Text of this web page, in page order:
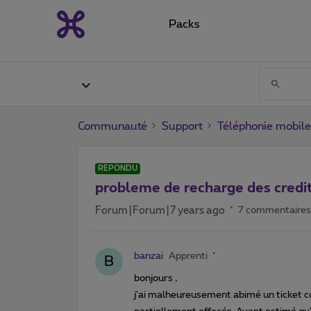
Packs
Communauté Support Téléphonie mobile
RÉPONDU
probleme de recharge des
Forum|Forum|7 years ago 7 commentaires
B banzai Apprenti
bonjours ,
j'ai malheureusement abimé un ticket